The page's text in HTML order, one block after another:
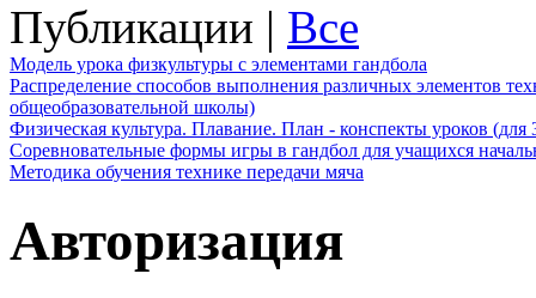
Публикации | Все
Модель урока физкультуры с элементами гандбола
Распределение способов выполнения различных элементов
общеобразовательной школы)
Физическая культура. Плавание. План - конспекты уроков (для
Соревновательные формы игры в гандбол для учащихся
Методика обучения технике передачи мяча
Авторизация